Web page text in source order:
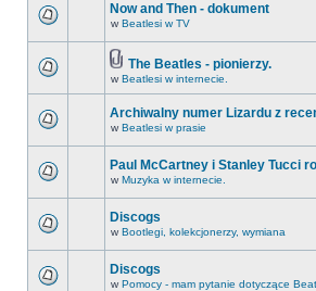
Now and Then - dokument
w Beatlesi w TV
The Beatles - pionierzy.
w Beatlesi w internecie.
Archiwalny numer Lizardu z
w Beatlesi w prasie
Paul McCartney i Stanley Tucci
w Muzyka w internecie.
Discogs
w Bootlegi, kolekcjonerzy, wymiana
Discogs
w Pomocy - mam pytanie dotyczące